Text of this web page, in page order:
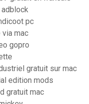
pc
via mac
gopro
gratuit sur mac
edition mods
gratuit mac